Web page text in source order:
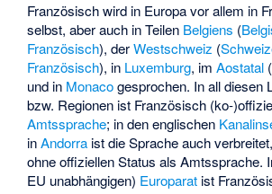
Französisch wird in Europa vor allem in
selbst, aber auch in Teilen Belgiens (
Französisch), derWestschweiz (
Französisch), in Luxemburg, imAostatal
und in Monacogesprochen. In all diesen
bzw. Regionen ist Französisch (ko-
Amtssprache; in den englischen
inAndorra ist die Sprache auch
ohne offiziellen Status als Amtssprache.
EU unabhängigen) Europarat ist